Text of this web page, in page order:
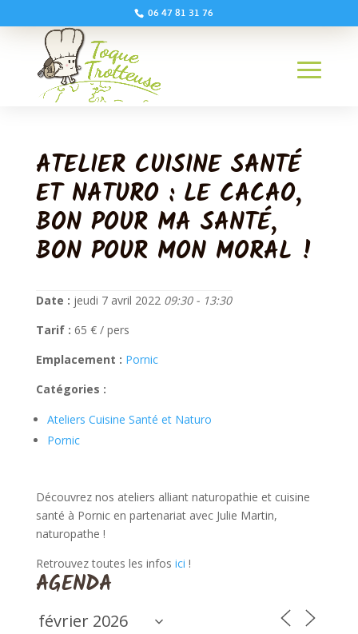
06 47 81 31 76
ATELIER CUISINE SANTÉ
ET NATURO : LE CACAO,
BON POUR MA SANTÉ,
BON POUR MON MORAL !
Date : jeudi 7 avril 2022 09:30 - 13:30
Tarif : 65 € / pers
Emplacement : Pornic
Catégories :
Ateliers Cuisine Santé et Naturo
Pornic
Découvrez nos ateliers alliant naturopathie et cuisine
santé à Pornic en partenariat avec Julie Martin,
naturopathe !
Retrouvez toutes les infos ici !
AGENDA